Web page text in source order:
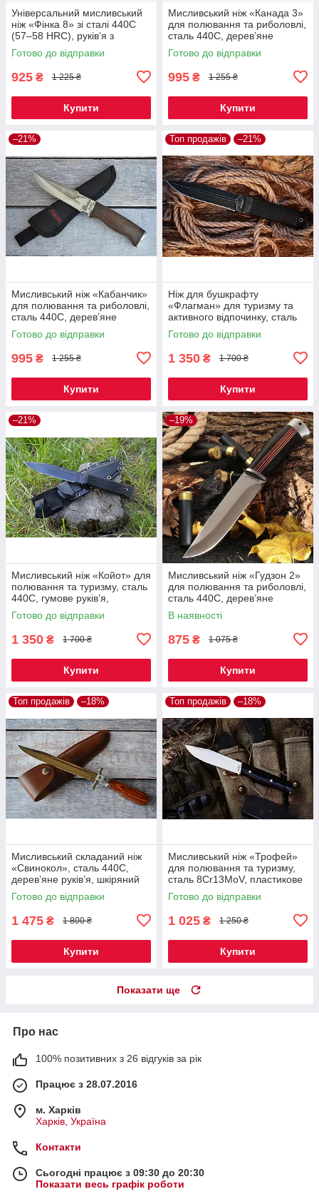
Універсальний мисливський
ніж «Фінка 8» зі сталі 440C
(57–58 HRC), руків’я з
гумопластику, поясний чохол
Готово до відправки
925 ₴ 1 225 ₴
Купити
Мисливський ніж «Канада 3»
для полювання та риболовлі,
сталь 440C, дерев’яне
руків’я, тканинний чохол
Готово до відправки
995 ₴ 1 255 ₴
Купити
–21%
Мисливський ніж «Кабанчик»
для полювання та риболовлі,
сталь 440C, дерев’яне
руків’я, тканинний чохол
Готово до відправки
995 ₴ 1 255 ₴
Купити
Топ продажів –21%
Ніж для бушкрафту
«Флагман» для туризму та
активного відпочинку, сталь
440C, гумове руків’я, чохол
Cordura
Готово до відправки
1 350 ₴ 1 700 ₴
Купити
–21%
Мисливський ніж «Койот» для
полювання та туризму, сталь
440C, гумове руків’я,
пластиковий чохол
Готово до відправки
1 350 ₴ 1 700 ₴
Купити
–19%
Мисливський ніж «Гудзон 2»
для полювання та риболовлі,
сталь 440C, дерев’яне
руків’я, чохол Cordura
В наявності
875 ₴ 1 075 ₴
Купити
Топ продажів –18%
Мисливський складаний ніж
«Свинокол», сталь 440C,
дерев’яне руків’я, шкіряний
чохол
Готово до відправки
1 475 ₴ 1 800 ₴
Купити
Топ продажів –18%
Мисливський ніж «Трофей»
для полювання та туризму,
сталь 8Cr13MoV, пластикове
руків’я, чохол з кордури
Готово до відправки
1 025 ₴ 1 250 ₴
Купити
Показати ще
Про нас
100% позитивних з 26 відгуків за рік
Працює з 28.07.2016
м. Харків
Харків, Україна
Контакти
Сьогодні працює з 09:30 до 20:30
Показати весь графік роботи